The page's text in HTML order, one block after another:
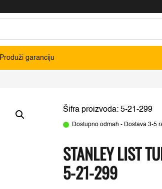
Produži garanciju
Šifra proizvoda: 5-21-299
Dostupno odmah - Dostava 3-5
STANLEY LIST
5-21-299